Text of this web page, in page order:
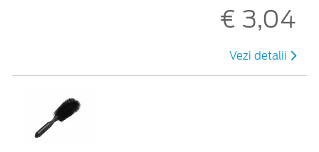
€ 3,04
Vezi detalii